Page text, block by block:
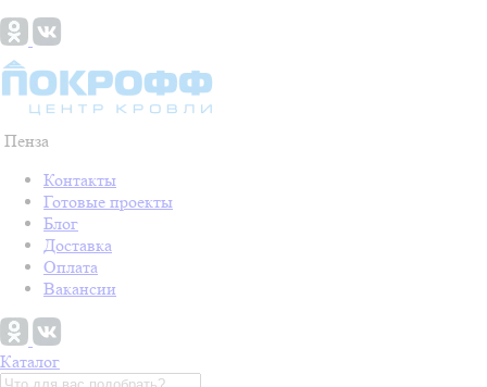
Пенза
Контакты
Готовые проекты
Блог
Доставка
Оплата
Вакансии
Каталог